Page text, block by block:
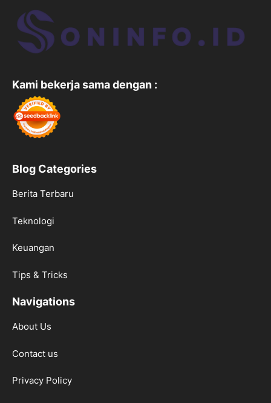
Kami bekerja sama dengan :
Blog Categories
Berita Terbaru
Teknologi
Keuangan
Tips & Tricks
Navigations
About Us
Contact us
Privacy Policy